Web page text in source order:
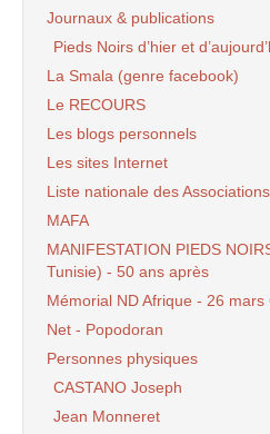
Journaux & publications
Pieds Noirs d’hier et
La Smala (genre facebook)
Le RECOURS
Les blogs personnels
Les sites Internet
Liste nationale des Associations
MAFA
MANIFESTATION PIEDS
Tunisie) - 50 ans après
Mémorial ND Afrique - 26 mars
Net - Popodoran
Personnes physiques
CASTANO Joseph
Jean Monneret